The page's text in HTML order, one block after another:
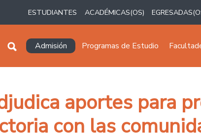
ESTUDIANTES ACADÉMICAS(OS)
Navegación principal
Admisión Programas de Estudio
aportes para
con las